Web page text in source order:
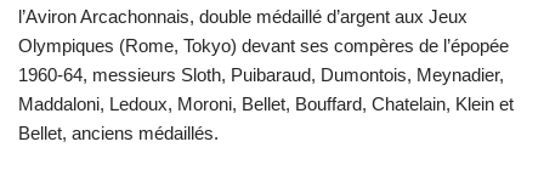
l’Aviron Arcachonnais, double médaillé d’argent aux Jeux
Olympiques (Rome, Tokyo) devant ses compères de l’épopée
1960-64, messieurs Sloth, Puibaraud, Dumontois, Meynadier,
Maddaloni, Ledoux, Moroni, Bellet, Bouffard, Chatelain, Klein et
Bellet, anciens médaillés.